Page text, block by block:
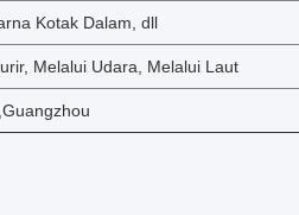
Kotak Dalam, dll
Melalui Udara, Melalui Laut